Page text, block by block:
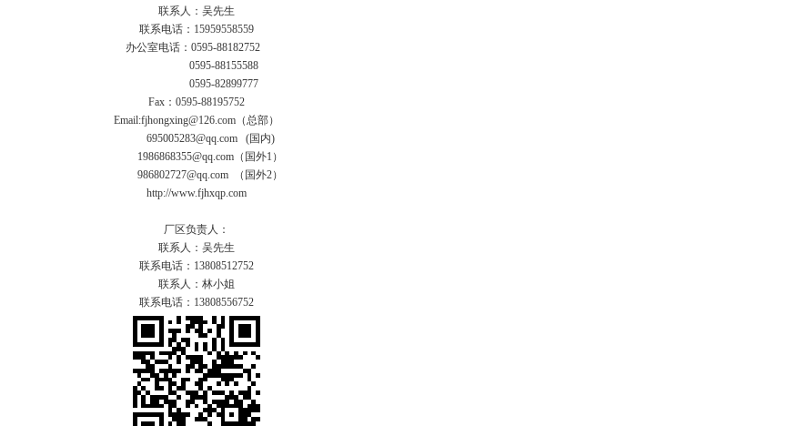
联系人：吴先生
联系电话：15959558559
办公室电话：0595-88182752
0595-88155588
0595-82899777
Fax：0595-88195752
Email:fjhongxing@126.com（总部）
695005283@qq.com (国内)
1986868355@qq.com（国外1）
986802727@qq.com （国外2）
http://www.fjhxqp.com
厂区负责人：
联系人：吴先生
联系电话：13808512752
联系人：林小姐
联系电话：13808556752